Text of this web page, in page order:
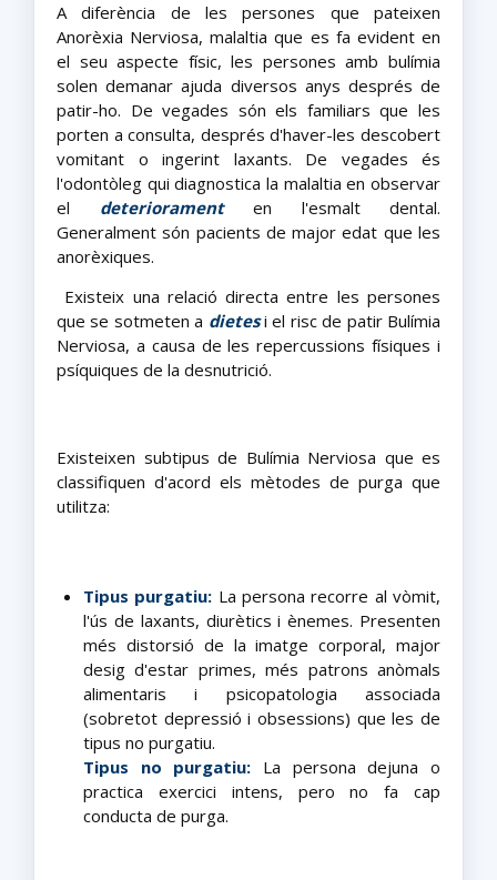
A diferència de les persones que pateixen
Anorèxia Nerviosa, malaltia que es fa evident en
el seu aspecte físic, les persones amb bulímia
solen demanar ajuda diversos anys després de
patir-ho. De vegades són els familiars que les
porten a consulta, després d'haver-les descobert
vomitant o ingerint laxants. De vegades és
l'odontòleg qui diagnostica la malaltia en observar
el deterioramenten l'esmalt dental.
Generalment són pacients de major edat que les
anorèxiques.
Existeix una relació directa entre les persones
que se sotmeten a dietesi el risc de patir Bulímia
Nerviosa, a causa de les repercussions físiques i
psíquiques de la desnutrició.
Existeixen subtipus de Bulímia Nerviosa que es
classifiquen d'acord els mètodes de purga que
utilitza:
Tipus purgatiu: La persona recorre al vòmit,
l'ús de laxants, diurètics i ènemes. Presenten
més distorsió de la imatge corporal, major
desig d'estar primes, més patrons anòmals
alimentaris i psicopatologia associada
(sobretot depressió i obsessions) que les de
tipus no purgatiu.
Tipus no purgatiu: La persona dejuna o
practica exercici intens, pero no fa cap
conducta de purga.